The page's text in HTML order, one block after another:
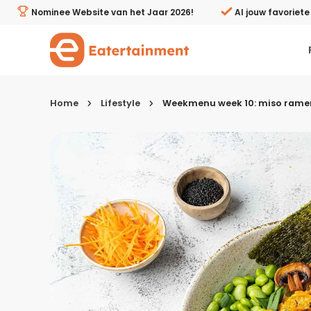
Weekmenu week 10: miso ramen noodles, ravioli met
Nominee Website van het Jaar 2026! Al jouw
Kies je menugang
Lunch & brunch
Tussendoortjes
Voor- & tussengerechten
Home Lifestyle Weekmenu week 10: miso